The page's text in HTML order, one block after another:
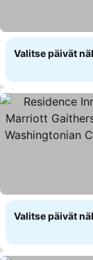
Valitse päivät
Valitse päivät